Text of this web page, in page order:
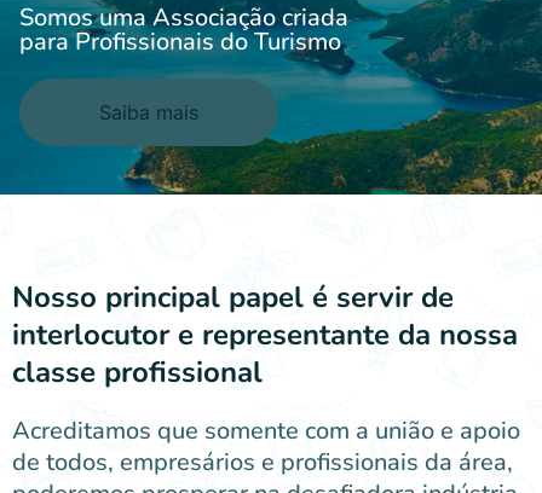
Somos uma Associação criada
para Profissionais do Turismo
Saiba mais
Nosso principal papel é servir de
interlocutor e representante da nossa
classe profissional
Acreditamos que somente com a união e apoio
de todos, empresários e profissionais da área,